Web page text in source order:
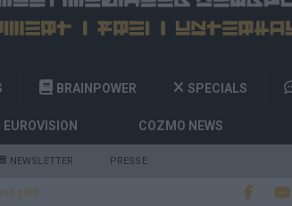
BRAINPOWER SPECIALS
EUROVISION COZMO NEWS
NEWSLETTER PRESSE
geht